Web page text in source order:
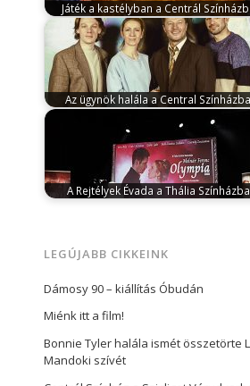
Játék a kastélyban a Centrál
szeptember 10, 2024
Molnár Ferenc
leghíresebb, legszemélyesebb,
aratott darabját mutatja be…
Az ügynök halála a Central
január 25, 2024
Színház új premierje 2024. február 24-
A Rejtélyek Évada a Thália
LEGÚJABB CIKKEINK
Dámosy 90 – kiállítás Óbudán
Miénk itt a film!
Bonnie Tyler halála ismét összetörte
Mandoki szívét